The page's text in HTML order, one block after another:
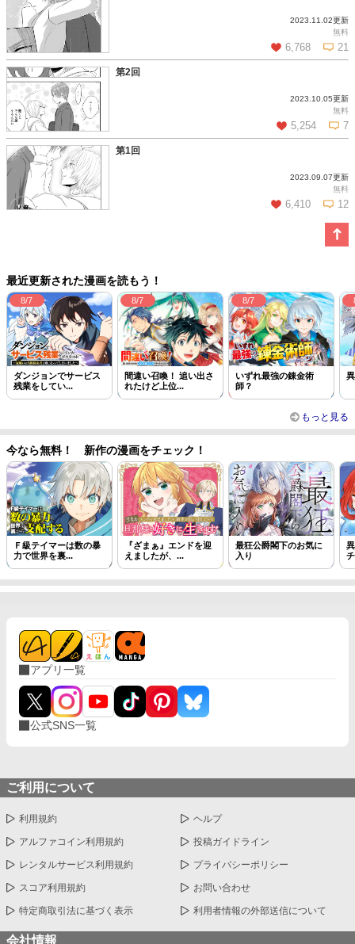
2023.11.02更新
無料
6,768 21
この話を読む コメントを見る
第2回
2023.10.05更新
無料
5,254 7
この話を読む コメントを見る
第1回
2023.09.07更新
無料
6,410 12
最近更新された漫画を読もう！
8/7
ダンジョンでサービス
残業をしてい...
8/7
間違い召喚！ 追い出さ
れたけど上位...
8/7
いずれ最強の錬金術
師？
もっと見る
今なら無料！ 新作の漫画をチェック！
Ｆ級テイマーは数の暴
力で世界を裏...
『ざまぁ』エンドを迎
えましたが、...
最狂公爵閣下のお気に
入り
アプリ一覧
公式SNS一覧
ご利用について
利用規約 ヘルプ
アルファコイン利用規約 投稿ガイドライン
レンタルサービス利用規約 プライバシーポリシー
スコア利用規約 お問い合わせ
特定商取引法に基づく表示 利用者情報の外部送信について
会社情報